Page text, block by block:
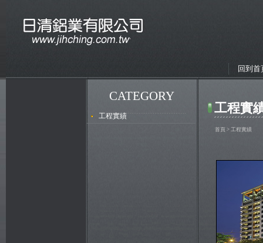
回到首
CATEGORY
工程實績
工程實
首頁 > 工程實績